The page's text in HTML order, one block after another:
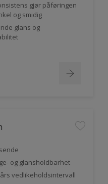
gjør påføringen
og smidig
glans og
og glansholdbarhet
vedlikeholdsintervall